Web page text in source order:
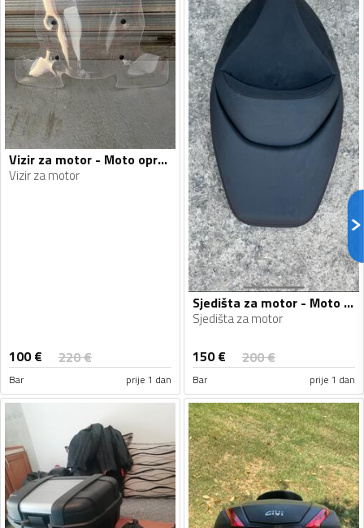
Vizir za motor - Moto oprema
Vizir za motor
100€ 220€
Bar prije 1 dan
Sjedišta za motor - Moto oprema
Sjedišta za motor
150€ 200€
Bar prije 1 dan